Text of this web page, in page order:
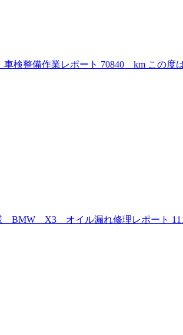
整備作業レポート 70840 km この度は
X3 オイル漏れ修理レポート